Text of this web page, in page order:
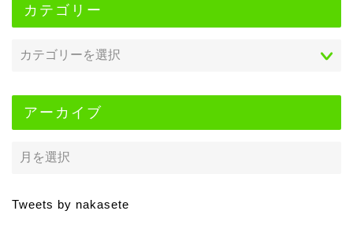
カテゴリー
アーカイブ
Tweets by nakasete